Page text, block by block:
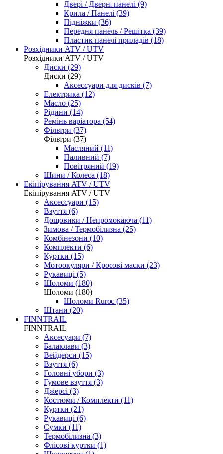
Двері / Дверні панелі (9)
Крила / Панелі (39)
Підніжки (36)
Передня панель / Решітка (39)
Пластик панелі приладів (18)
Розхідники ATV / UTV
Розхідники ATV / UTV
Диски (29)
Диски (29)
Аксессуари для дисків (7)
Електрика (12)
Масло (25)
Рідини (14)
Ремінь варіатора (54)
Фільтри (37)
Фільтри (37)
Масляний (11)
Паливний (7)
Повітряний (19)
Шини / Колеса (18)
Екіпірування ATV / UTV
Екіпірування ATV / UTV
Аксессуари (15)
Взуття (6)
Дощовики / Непромокаюча (11)
Зимова / Термобілизна (25)
Комбінезони (10)
Комплекти (6)
Куртки (15)
Мотоокуляри / Кросові маски (23)
Рукавиці (5)
Шоломи (180)
Шоломи (180)
Шоломи Ruroc (35)
Штани (20)
FINNTRAIL
FINNTRAIL
Аксесуари (7)
Балаклави (3)
Вейдерси (15)
Взуття (6)
Головні убори (3)
Гумове взуття (3)
Джерсі (3)
Костюми / Комплекти (11)
Куртки (21)
Рукавиці (6)
Сумки (11)
Термобілизна (3)
Флісові куртки (1)